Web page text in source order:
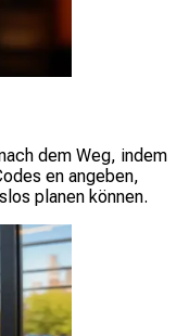
dem Weg, indem
en angeben,
planen können.